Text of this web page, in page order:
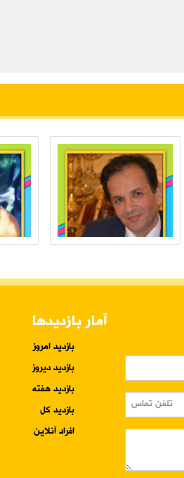
آمار بازدیدها
بازدید امروز
بازدید دیروز
بازدید هفته
بازدید کل
افراد آنلاین